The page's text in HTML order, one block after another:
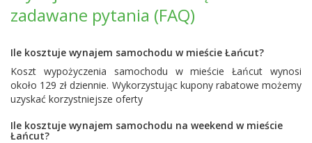
zadawane pytania (FAQ)
Ile kosztuje wynajem samochodu w mieście Łańcut?
Koszt wypożyczenia samochodu w mieście Łańcut wynosi
około 129 zł dziennie. Wykorzystując kupony rabatowe możemy
uzyskać korzystniejsze oferty
Ile kosztuje wynajem samochodu na weekend w mieście
Łańcut?